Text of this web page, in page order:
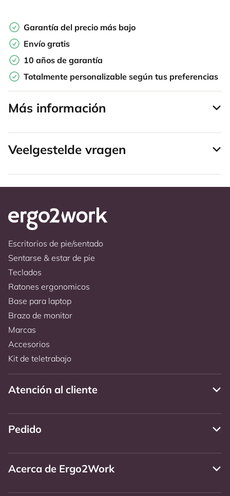
Garantía del precio más bajo
Envío gratis
10 años de garantía
Totalmente personalizable según tus preferencias
Más información
Veelgestelde vragen
Escritorios de pie/sentado
Sentarse & estar de pie
Teclados
Ratones ergonomicos
Base para laptop
Brazo de monitor
Marcas
Accesorios
Kit de teletrabajo
Atención al cliente
Pedido
Acerca de Ergo2Work